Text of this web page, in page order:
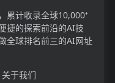
累计收录全球10,000⁺
捷的探索前沿的AI技
全球排名前三的AI网址
关于我们